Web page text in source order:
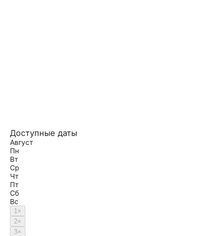
Доступные даты
Август
Пн
Вт
Ср
Чт
Пт
Сб
Вс
1×
2×
3×